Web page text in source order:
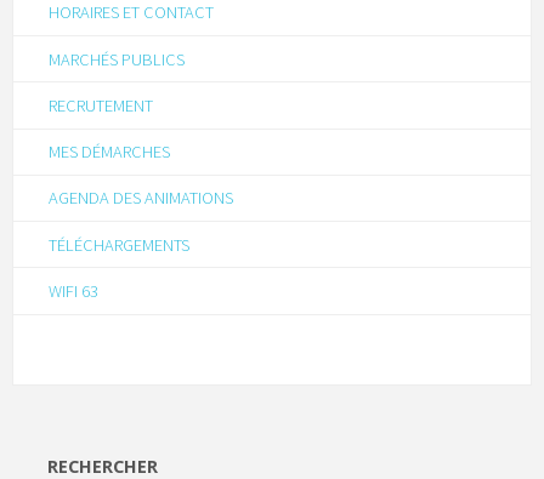
HORAIRES ET CONTACT
MARCHÉS PUBLICS
RECRUTEMENT
MES DÉMARCHES
AGENDA DES ANIMATIONS
TÉLÉCHARGEMENTS
WIFI 63
RECHERCHER